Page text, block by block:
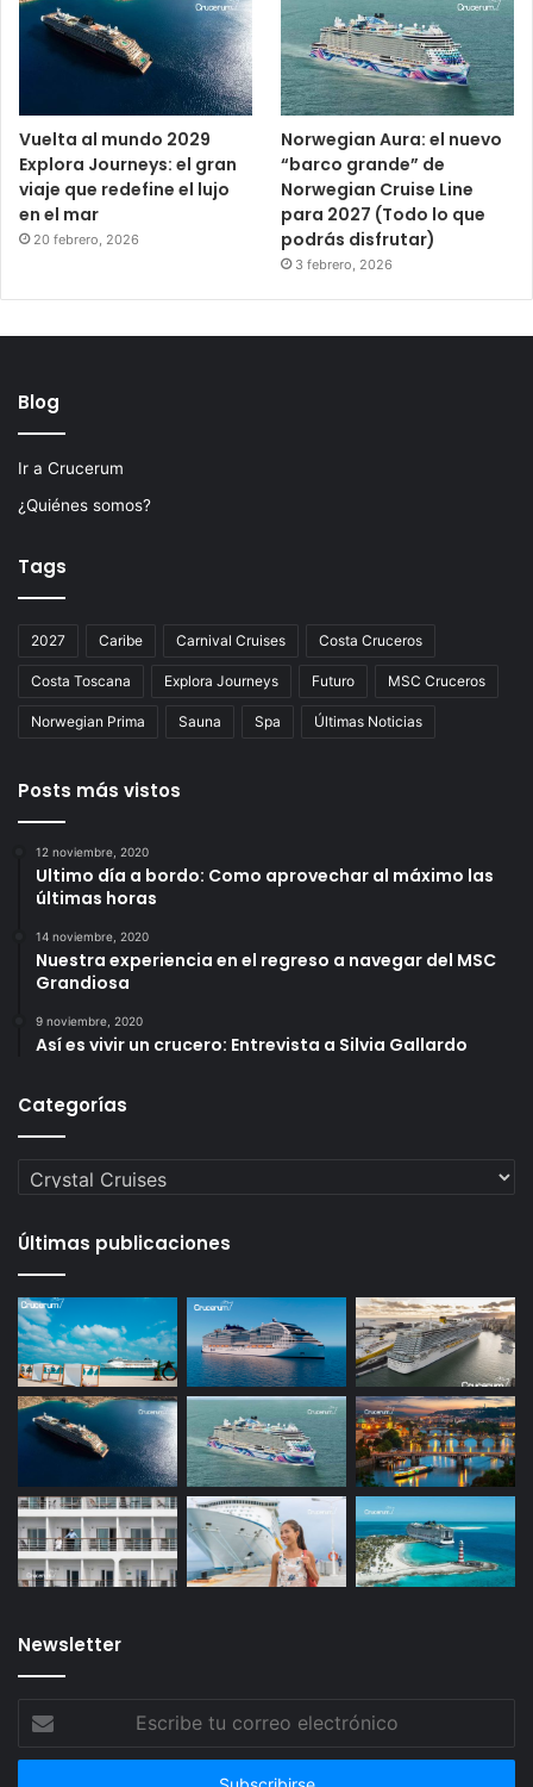
Vuelta al mundo 2029
Explora Journeys: el gran
viaje que redefine el lujo
en el mar
20 febrero, 2026
Norwegian Aura: el nuevo
“barco grande” de
Norwegian Cruise Line
para 2027 (Todo lo que
podrás disfrutar)
3 febrero, 2026
Blog
Ir a Crucerum
¿Quiénes somos?
Tags
2027 Caribe Carnival Cruises Costa Cruceros
Costa Toscana Explora Journeys Futuro MSC Cruceros
Norwegian Prima Sauna Spa Últimas Noticias
Posts más vistos
12 noviembre, 2020
Ultimo día a bordo: Como aprovechar al máximo las
últimas horas
14 noviembre, 2020
Nuestra experiencia en el regreso a navegar del MSC
Grandiosa
9 noviembre, 2020
Así es vivir un crucero: Entrevista a Silvia Gallardo
Categorías
Categorías
Últimas publicaciones
Newsletter
correo